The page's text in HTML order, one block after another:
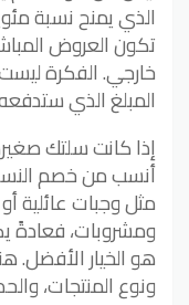
الذي يمنح نسبة
تكون العروض
خارجي. الفكرة
المبلغ الذي
إذا كانت سلتك
أنسب من خصم النسبة
مثل وجبات عائلية
ومشروبات، فعادةً
هو الخيار الأفضل.
ونوع المنتجات،